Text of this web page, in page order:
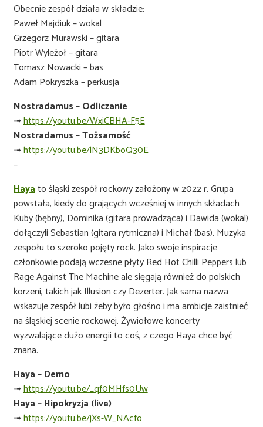
Obecnie zespół działa w składzie:
Paweł Majdiuk – wokal
Grzegorz Murawski – gitara
Piotr Wyleżoł – gitara
Tomasz Nowacki – bas
Adam Pokryszka – perkusja
Nostradamus – Odliczanie
➟https://youtu.be/WxiCBHA-F5E
Nostradamus – Tożsamość
➟https://youtu.be/lN3DKboQ30E
–
Hayato śląski zespół rockowy założony w 2022 r. Grupa
powstała, kiedy do grających wcześniej w innych składach
Kuby (bębny), Dominika (gitara prowadząca) i Dawida (wokal)
dołączyli Sebastian (gitara rytmiczna) i Michał (bas). Muzyka
zespołu to szeroko pojęty rock. Jako swoje inspiracje
członkowie podają wczesne płyty Red Hot Chilli Peppers lub
Rage Against The Machine ale sięgają również do polskich
korzeni, takich jak Illusion czy Dezerter. Jak sama nazwa
wskazuje zespół lubi żeby było głośno i ma ambicje zaistnieć
na śląskiej scenie rockowej. Żywiołowe koncerty
wyzwalające dużo energii to coś, z czego Haya chce być
znana.
Haya – Demo
➟https://youtu.be/_qf0MHfs0Uw
Haya – Hipokryzja (live)
➟https://youtu.be/jXs-W_NAcfo